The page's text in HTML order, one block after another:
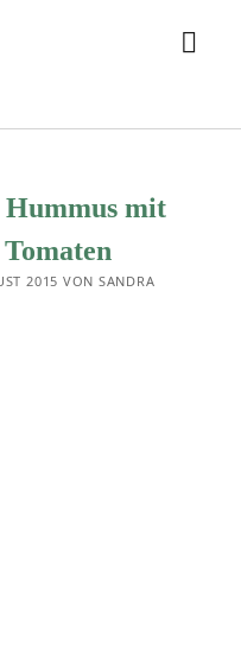
Hummus mit
2015 VON SANDRA